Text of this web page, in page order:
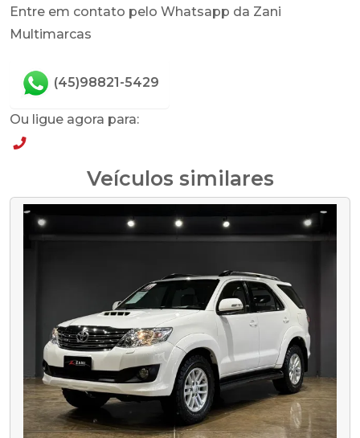
Entre em contato pelo Whatsapp da Zani
Multimarcas
(45)98821-5429
Ou ligue agora para:
Veículos similares